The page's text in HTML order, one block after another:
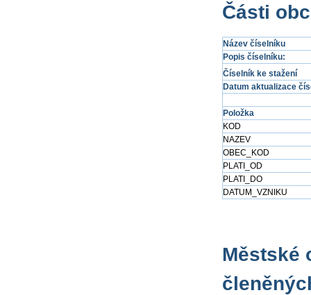
Části
Název číselníku
Popis číselníku:
Číselník ke stažení
Datum aktualizace
Položka
KOD
NAZEV
OBEC_KOD
PLATI_OD
PLATI_DO
DATUM_VZNIKU
Městské